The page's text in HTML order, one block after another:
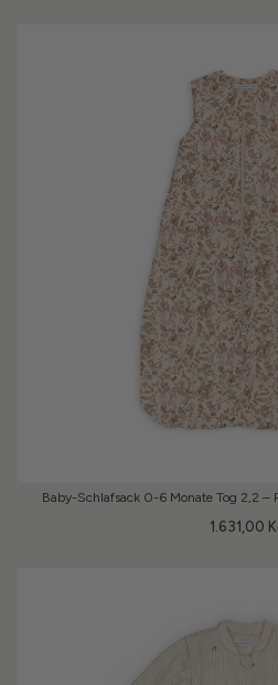
Baby-Schlafsack 0-6 Monate Tog 2,2 –
1.631,00